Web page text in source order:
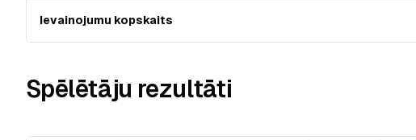
Ievainojumu kopskaits
Spēlētāju rezultāti